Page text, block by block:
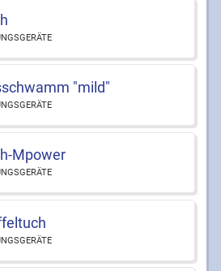
"mild"
Mpower